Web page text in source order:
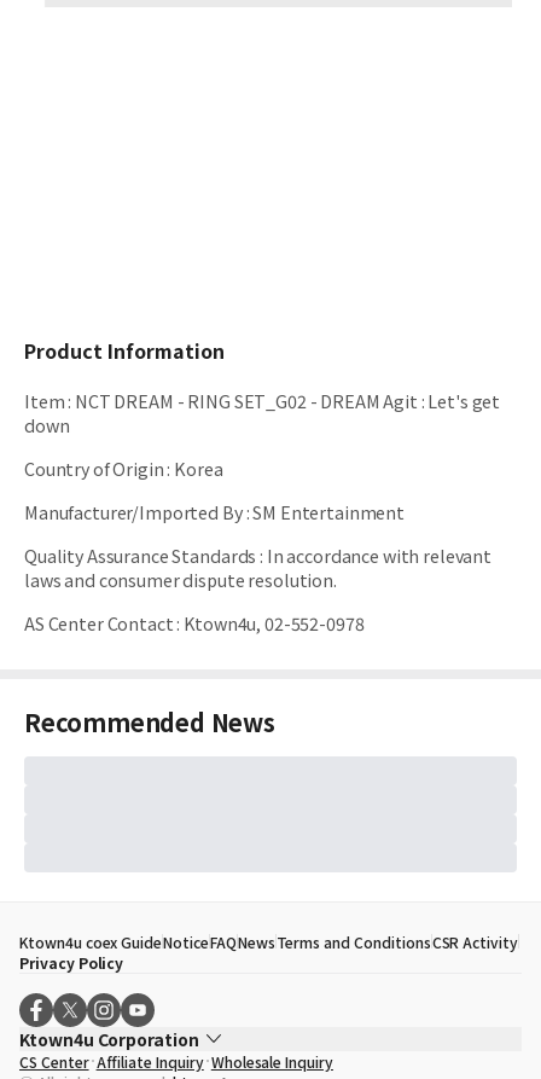
Product Information
Item: NCT DREAM - RING SET_G02 - DREAM Agit : Let's get
down
Country of Origin: Korea
Manufacturer/Imported By:SM Entertainment
Quality Assurance Standards : In accordance with relevant
laws and consumer dispute resolution.
AS Center Contact: Ktown4u, 02-552-0978
Recommended News
Ktown4u coex GuideNoticeFAQNewsTerms and ConditionsCSR Activity
Privacy Policy
Ktown4u Corporation
CEO Song Hyo Min
CS Center Affiliate Inquiry Wholesale Inquiry